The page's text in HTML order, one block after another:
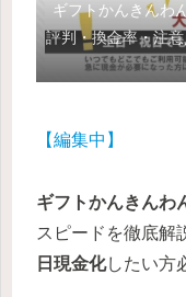
ギフトかんきんわ
評判・換金率・注
【編集中】
ギフトかんきんわ
スピードを徹底解
日現金化したい方